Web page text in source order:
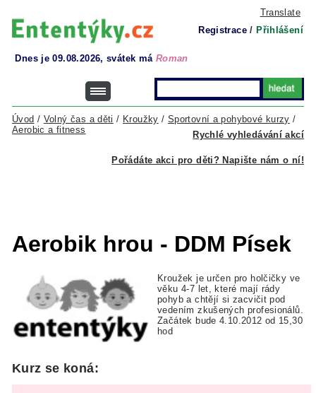
Translate
Registrace / Přihlášení
Dnes je 09.08.2026, svátek má Roman
Rychlé vyhledávání akcí
Úvod / Volný čas a děti / Kroužky / Sportovní a pohybové kurzy /
Aerobic a fitness
Pořádáte akci pro děti? Napište nám o ní!
Aerobik hrou - DDM Písek
Kroužek je určen pro holčičky ve
věku 4-7 let, které mají rády
pohyb a chtějí si zacvičit pod
vedením zkušených profesionálů.
Začátek bude 4.10.2012 od 15,30
hod
Kurz se koná: